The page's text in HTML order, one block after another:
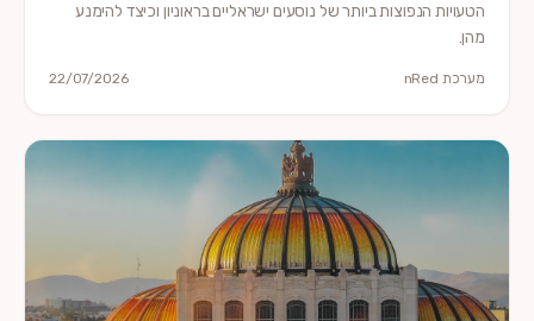
הטעויות הנפוצות ביותר של נוסעים ישראליים בראוניון וכיצד להימנע
מהן.
מערכת nRed 22/07/2026